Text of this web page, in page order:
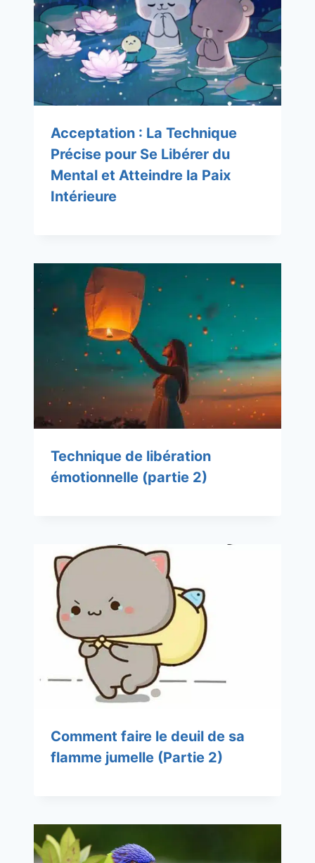
Acceptation : La Technique
Précise pour Se Libérer du
Mental et Atteindre la Paix
Intérieure
Technique de libération
émotionnelle (partie 2)
Comment faire le deuil de sa
flamme jumelle (Partie 2)